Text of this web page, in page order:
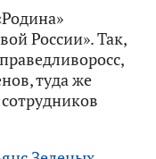
России». Так,
туда же